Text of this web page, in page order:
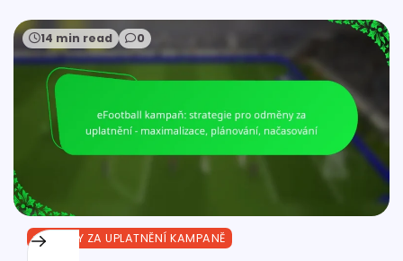
14 min read 0
ODMĚNY ZA UPLATNĚNÍ KAMPANĚ